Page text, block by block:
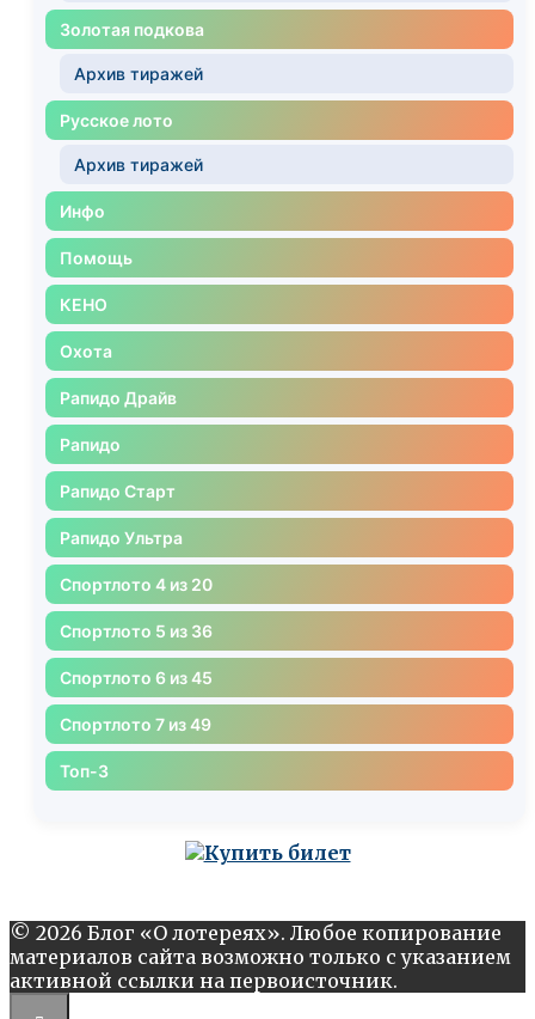
Золотая подкова
Архив тиражей
Русское лото
Архив тиражей
Инфо
Помощь
КЕНО
Охота
Рапидо Драйв
Рапидо
Рапидо Старт
Рапидо Ультра
Спортлото 4 из 20
Спортлото 5 из 36
Спортлото 6 из 45
Спортлото 7 из 49
Топ-3
© 2026 Блог «О лотереях». Любое копирование
материалов сайта возможно только с указанием
активной ссылки на первоисточник.